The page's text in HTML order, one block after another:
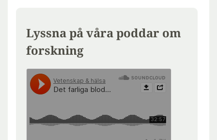
Lyssna på våra poddar om
forskning